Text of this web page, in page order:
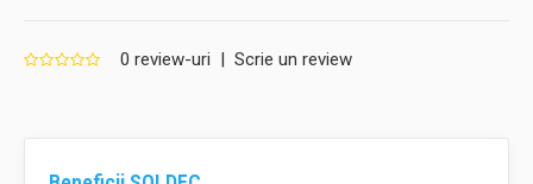
0 review-uri | Scrie un review